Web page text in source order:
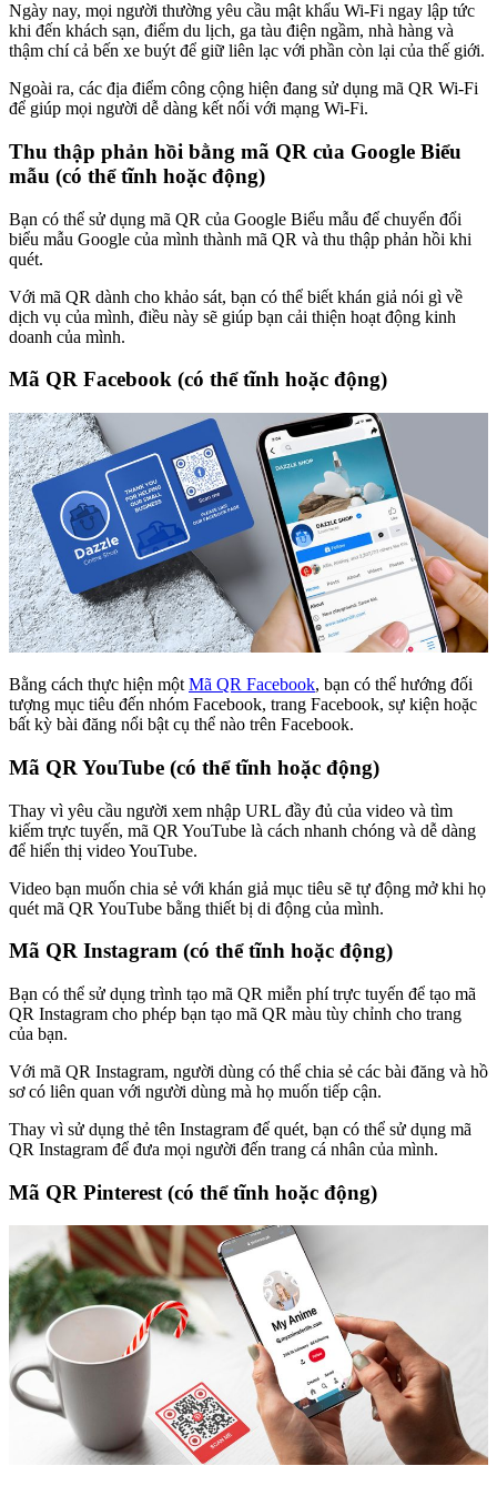
Ngày nay, mọi người thường yêu cầu mật khẩu Wi-Fi ngay lập tức
khi đến khách sạn, điểm du lịch, ga tàu điện ngầm, nhà hàng và
thậm chí cả bến xe buýt để giữ liên lạc với phần còn lại của thế giới.
Ngoài ra, các địa điểm công cộng hiện đang sử dụng mã QR Wi-Fi
để giúp mọi người dễ dàng kết nối với mạng Wi-Fi.
Thu thập phản hồi bằng mã QR của Google Biểu
mẫu (có thể tĩnh hoặc động)
Bạn có thể sử dụng mã QR của Google Biểu mẫu để chuyển đổi
biểu mẫu Google của mình thành mã QR và thu thập phản hồi khi
quét.
Với mã QR dành cho khảo sát, bạn có thể biết khán giả nói gì về
dịch vụ của mình, điều này sẽ giúp bạn cải thiện hoạt động kinh
doanh của mình.
Mã QR Facebook (có thể tĩnh hoặc động)
Bằng cách thực hiện một Mã QR Facebook, bạn có thể hướng đối
tượng mục tiêu đến nhóm Facebook, trang Facebook, sự kiện hoặc
bất kỳ bài đăng nổi bật cụ thể nào trên Facebook.
Mã QR YouTube (có thể tĩnh hoặc động)
Thay vì yêu cầu người xem nhập URL đầy đủ của video và tìm
kiếm trực tuyến, mã QR YouTube là cách nhanh chóng và dễ dàng
để hiển thị video YouTube.
Video bạn muốn chia sẻ với khán giả mục tiêu sẽ tự động mở khi họ
quét mã QR YouTube bằng thiết bị di động của mình.
Mã QR Instagram (có thể tĩnh hoặc động)
Bạn có thể sử dụng trình tạo mã QR miễn phí trực tuyến để tạo mã
QR Instagram cho phép bạn tạo mã QR màu tùy chỉnh cho trang
của bạn.
Với mã QR Instagram, người dùng có thể chia sẻ các bài đăng và hồ
sơ có liên quan với người dùng mà họ muốn tiếp cận.
Thay vì sử dụng thẻ tên Instagram để quét, bạn có thể sử dụng mã
QR Instagram để đưa mọi người đến trang cá nhân của mình.
Mã QR Pinterest (có thể tĩnh hoặc động)